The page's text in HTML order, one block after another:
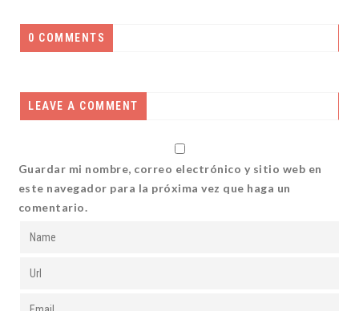
0 COMMENTS
LEAVE A COMMENT
Guardar mi nombre, correo electrónico y sitio web en
este navegador para la próxima vez que haga un
comentario.